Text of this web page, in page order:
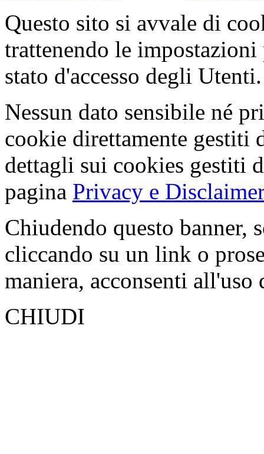
Questo sito si avvale di
trattenendo le
stato d'accesso degli Utenti.
Nessun dato sensibile né
cookie direttamente gestiti
dettagli sui cookies gestiti
pagina Privacy e Disclaimer
Chiudendo questo banner,
cliccando su un link o
maniera, acconsenti all'uso
CHIUDI